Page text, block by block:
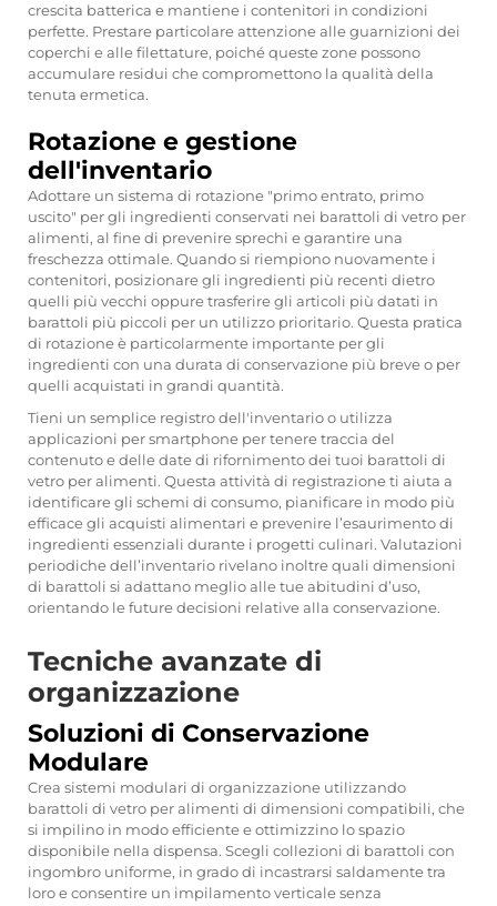
crescita batterica e mantiene i contenitori in condizioni
perfette. Prestare particolare attenzione alle guarnizioni dei
coperchi e alle filettature, poiché queste zone possono
accumulare residui che compromettono la qualità della
tenuta ermetica.
Rotazione e gestione
dell'inventario
Adottare un sistema di rotazione "primo entrato, primo
uscito" per gli ingredienti conservati nei barattoli di vetro per
alimenti, al fine di prevenire sprechi e garantire una
freschezza ottimale. Quando si riempiono nuovamente i
contenitori, posizionare gli ingredienti più recenti dietro
quelli più vecchi oppure trasferire gli articoli più datati in
barattoli più piccoli per un utilizzo prioritario. Questa pratica
di rotazione è particolarmente importante per gli
ingredienti con una durata di conservazione più breve o per
quelli acquistati in grandi quantità.
Tieni un semplice registro dell'inventario o utilizza
applicazioni per smartphone per tenere traccia del
contenuto e delle date di rifornimento dei tuoi barattoli di
vetro per alimenti. Questa attività di registrazione ti aiuta a
identificare gli schemi di consumo, pianificare in modo più
efficace gli acquisti alimentari e prevenire l’esaurimento di
ingredienti essenziali durante i progetti culinari. Valutazioni
periodiche dell’inventario rivelano inoltre quali dimensioni
di barattoli si adattano meglio alle tue abitudini d’uso,
orientando le future decisioni relative alla conservazione.
Tecniche avanzate di
organizzazione
Soluzioni di Conservazione
Modulare
Crea sistemi modulari di organizzazione utilizzando
barattoli di vetro per alimenti di dimensioni compatibili, che
si impilino in modo efficiente e ottimizzino lo spazio
disponibile nella dispensa. Scegli collezioni di barattoli con
ingombro uniforme, in grado di incastrarsi saldamente tra
loro e consentire un impilamento verticale senza